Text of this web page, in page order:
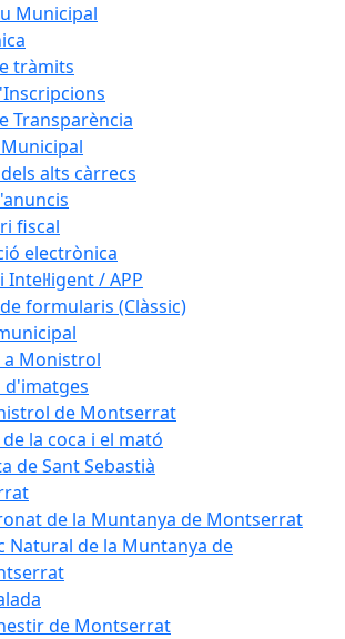
Municipal
tràmits
Transparència
alts càrrecs
fiscal
electrònica
/ APP
formularis (Clàssic)
a Monistrol
d'imatges
de Montserrat
de la coca i el mató
de Sant Sebastià
de la Muntanya de Montserrat
Natural de la Muntanya de
de Montserrat